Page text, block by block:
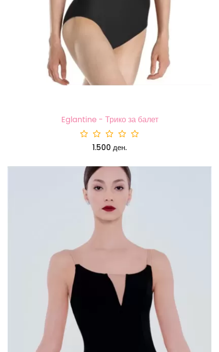
Eglantine - Трико за балет
1.500 ден.